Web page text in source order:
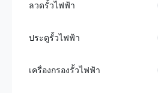
ลวดรั้วไฟฟ้า
ประตูรั้วไฟฟ้า
เครื่องกรองรั้วไฟฟ้า